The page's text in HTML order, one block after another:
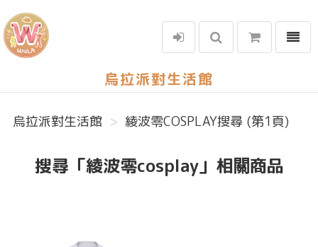
烏拉派對生活館
選單
烏拉派對生活館 綾波零COSPLAY搜尋 (第1頁)
搜尋「綾波零cosplay」相關商品